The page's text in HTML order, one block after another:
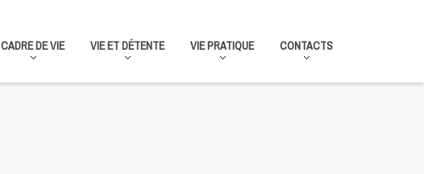
CADRE DE VIE VIE ET DÉTENTE VIE PRATIQUE CONTACTS